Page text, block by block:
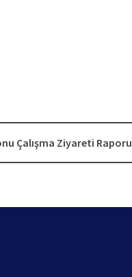
Çalışma Ziyareti Raporu